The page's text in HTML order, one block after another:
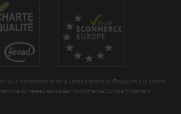
du e-commerce et de la vente à distance (Fevad) et à sa charte
du réseau européen Ecommerce Europe Trustmark.